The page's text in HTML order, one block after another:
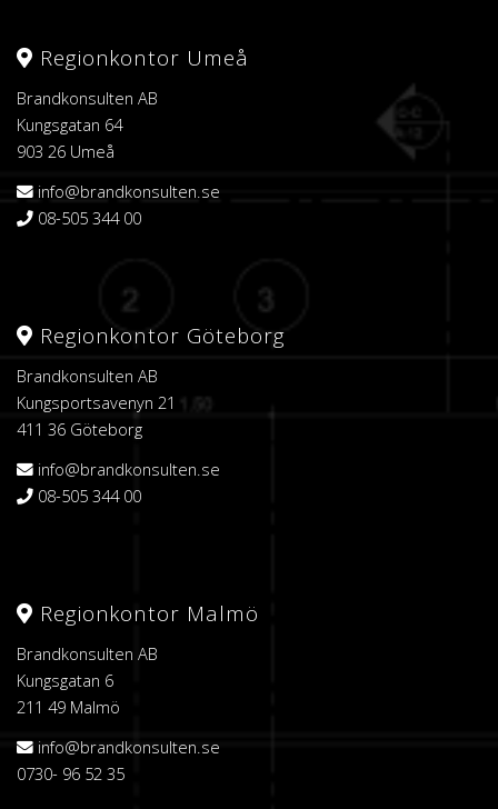
Regionkontor Umeå
Brandkonsulten AB
Kungsgatan 64
903 26 Umeå
info@brandkonsulten.se
08-505 344 00
Regionkontor Göteborg
Brandkonsulten AB
Kungsportsavenyn 21
411 36 Göteborg
info@brandkonsulten.se
08-505 344 00
Regionkontor Malmö
Brandkonsulten AB
Kungsgatan 6
211 49 Malmö
info@brandkonsulten.se
0730- 96 52 35